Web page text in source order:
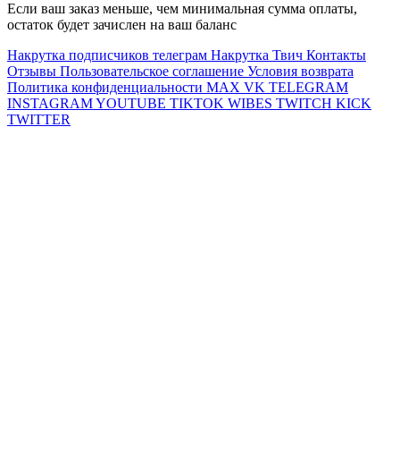
Если ваш заказ меньше, чем минимальная сумма оплаты,
остаток будет зачислен на ваш баланс
Накрутка подписчиков телеграм Накрутка Твич Контакты
Отзывы Пользовательское соглашение Условия возврата
Политика конфиденциальности MAX VK TELEGRAM
INSTAGRAMYOUTUBE TIKTOK WIBES TWITCH KICK
TWITTER